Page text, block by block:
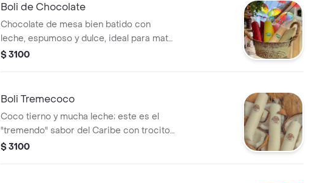
Boli de Chocolate
Chocolate de mesa bien batido con
leche, espumoso y dulce, ideal para matar
el antojo a cualquier hora.
$ 3100
Boli Tremecoco
Coco tierno y mucha leche; este es el
"tremendo" sabor del Caribe con trocitos
reales de fruta adentro.
$ 3100